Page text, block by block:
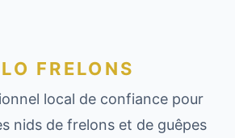
FRELONS
local de confiance pour
nids de frelons et de guêpes